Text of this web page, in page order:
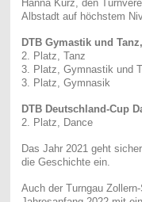
Hanna Kurz, den
Albstadt auf höchstem
DTB Gymastik und
2. Platz, Tanz
3. Platz, Gymnastik und
3. Platz, Gymnasik
DTB Deutschland-Cup
2. Platz, Dance
Das Jahr 2021 geht
die Geschichte ein.
Auch der Turngau